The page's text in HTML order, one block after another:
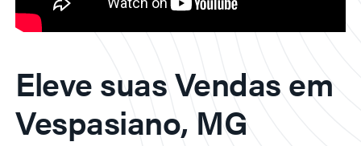
Eleve suas Vendas em
Vespasiano, MG